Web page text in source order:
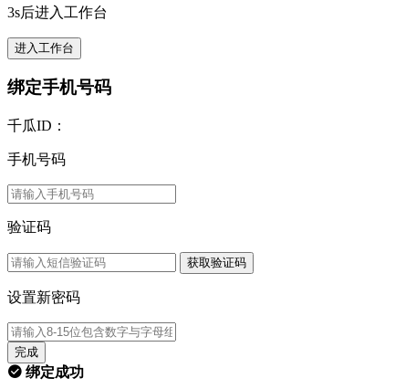
3s后进入工作台
进入工作台
绑定手机号码
千瓜ID：
手机号码
验证码
获取验证码
设置新密码
完成
绑定成功